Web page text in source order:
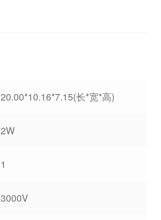
20.00*10.16*7.15(长*宽*高)
2W
1
3000V